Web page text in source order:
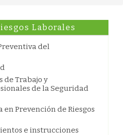
Laborales
del
de Trabajo y
de la Seguridad
en Prevención de Riesgos
e instrucciones